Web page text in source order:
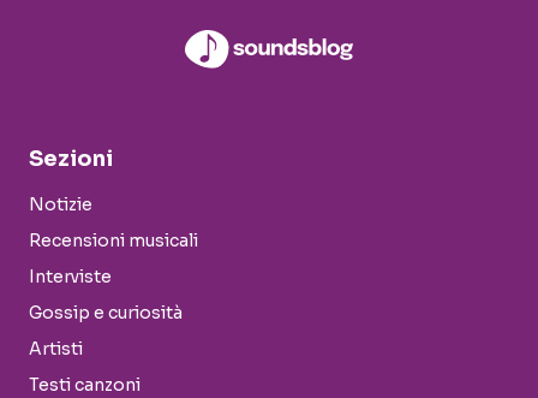
Sezioni
Notizie
Recensioni musicali
Interviste
Gossip e curiosità
Artisti
Testi canzoni